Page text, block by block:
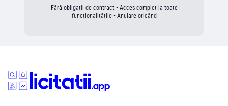
Fără obligații de contract • Acces complet la toate
funcționalitățile • Anulare oricând